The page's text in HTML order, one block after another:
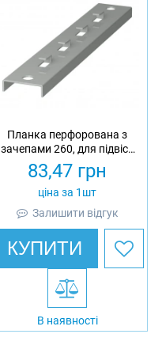
Планка перфорована з
зачепами 260, для підвісу
сітчастого лотка 200,
оцинкована, Ardic
83,47 грн
ціна за 1шт
Залишити відгук
КУПИТИ
В наявності